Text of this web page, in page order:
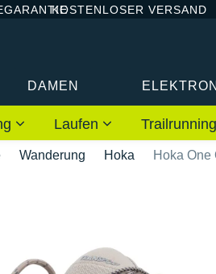
KOSTENLOSER VERSAND
DAMEN
Laufen Trailrunning
Wanderung Hoka Hoka One